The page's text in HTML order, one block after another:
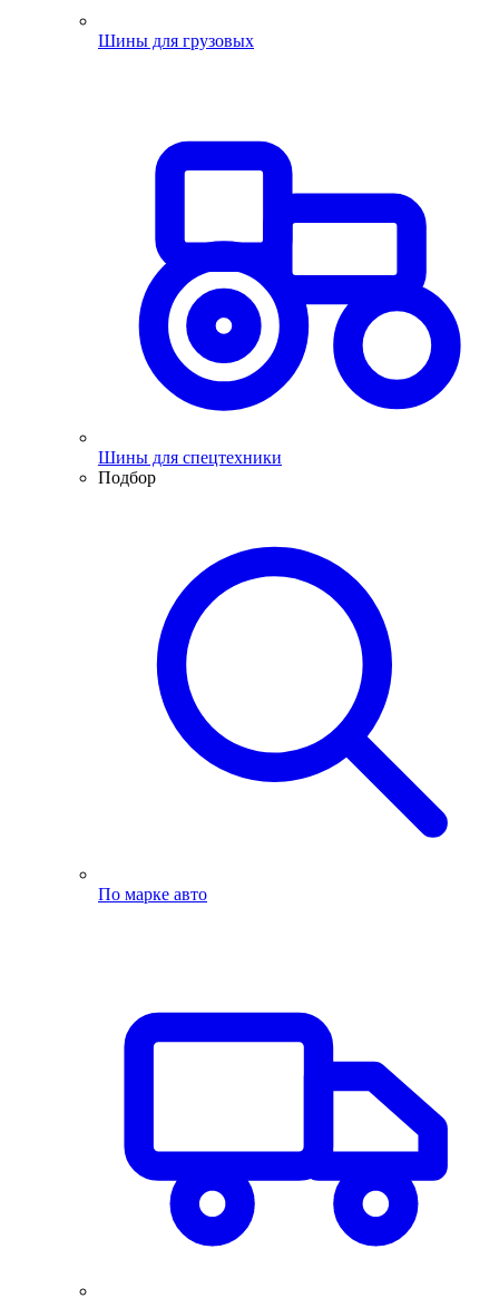
Шины для грузовых
Шины для спецтехники
Подбор
По марке авто